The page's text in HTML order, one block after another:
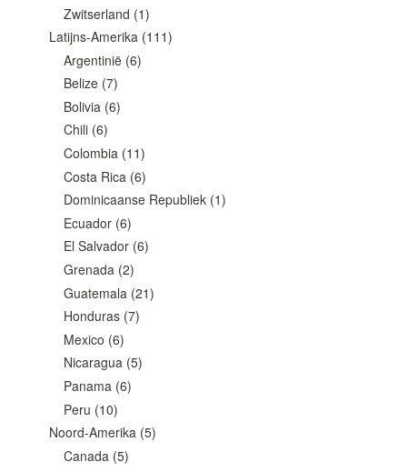
Zwitserland (1)
Latijns-Amerika(111)
Argentinië (6)
Belize (7)
Bolivia (6)
Chili (6)
Colombia (11)
Costa Rica (6)
Dominicaanse Republiek (1)
Ecuador (6)
El Salvador (6)
Grenada (2)
Guatemala (21)
Honduras (7)
Mexico (6)
Nicaragua (5)
Panama (6)
Peru (10)
Noord-Amerika(5)
Canada (5)